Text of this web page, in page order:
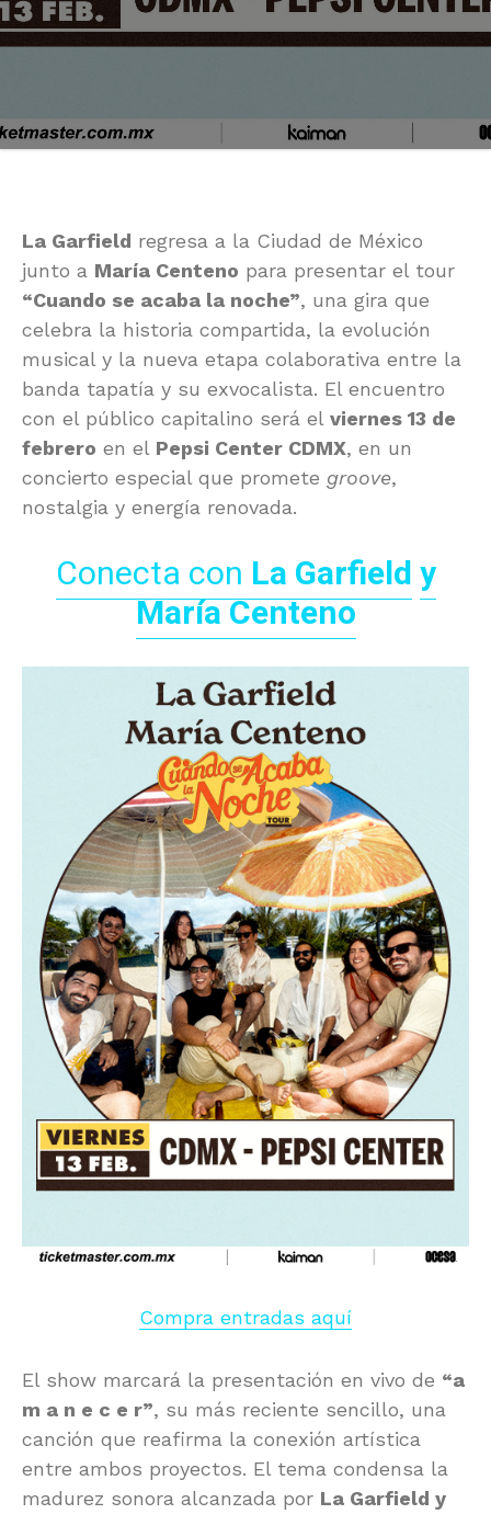
La Garfield regresa a la Ciudad de México
junto a María Centeno para presentar el tour
“Cuando se acaba la noche”, una gira que
celebra la historia compartida, la evolución
musical y la nueva etapa colaborativa entre la
banda tapatía y su exvocalista. El encuentro
con el público capitalino será el viernes 13 de
febrero en el Pepsi Center CDMX, en un
concierto especial que promete groove,
nostalgia y energía renovada.
Conecta con La Garfieldy
María Centeno
Compra entradas aquí
El show marcará la presentación en vivo de “a
m a n e c e r”, su más reciente sencillo, una
canción que reafirma la conexión artística
entre ambos proyectos. El tema condensa la
madurez sonora alcanzada por La Garfield y